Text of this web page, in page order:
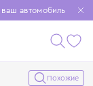
автомобиль
000 ₽
еще удобнее
Похожие